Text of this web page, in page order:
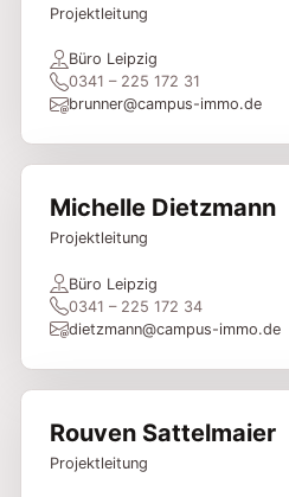
Projektleitung
Büro Leipzig
0341 – 225 172 31
brunner@campus-immo.de
Michelle Dietzmann
Projektleitung
Büro Leipzig
0341 – 225 172 34
dietzmann@campus-immo.de
Rouven Sattelmaier
Projektleitung